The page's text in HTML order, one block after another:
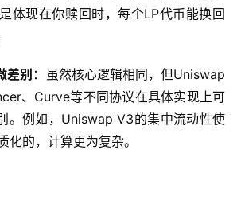
体现在你赎回时，每个LP代币能换回
差别 ：虽然核心逻辑相同，但Uniswap
、Curve等不同协议在具体实现上可
。例如，Uniswap V3的集中流动性使
化的，计算更为复杂。